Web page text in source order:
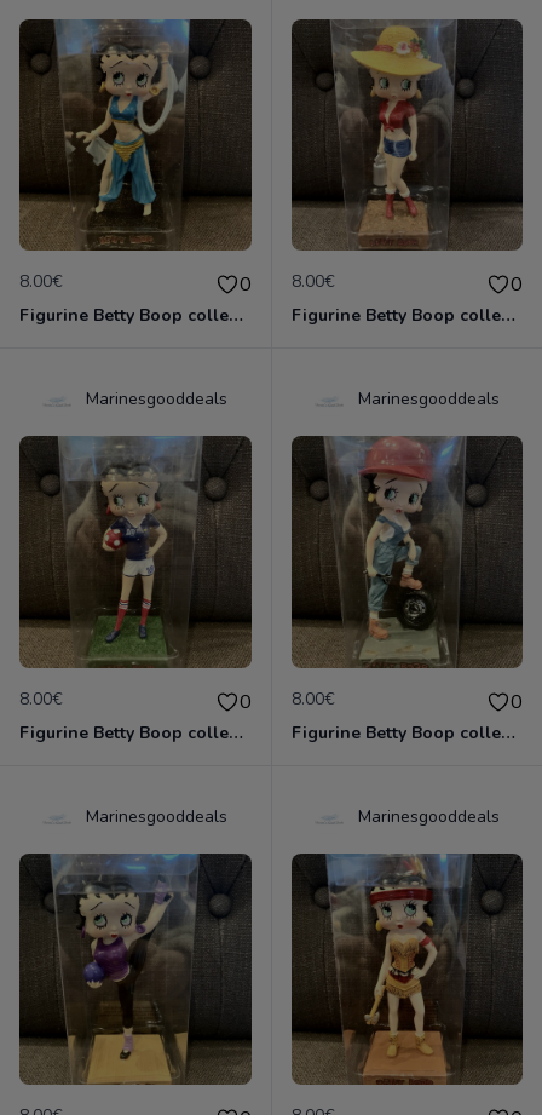
8.00€ 0
Figurine Betty Boop collection métier - danseuse orientale neuve non deboxée
8.00€ 0
Figurine Betty Boop collection métier - fermière neuve non deboxée
Marinesgooddeals
8.00€ 0
Figurine Betty Boop collection métier - footballeuse joueuse de football neuve non deboxée
Marinesgooddeals
8.00€ 0
Figurine Betty Boop collection métier - garagiste neuve non deboxée
Marinesgooddeals Marinesgooddeals